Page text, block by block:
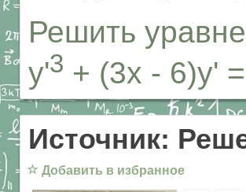
Решить
y'3 + (3x - 6)y'
Источник:
☆ Добавить в избранное